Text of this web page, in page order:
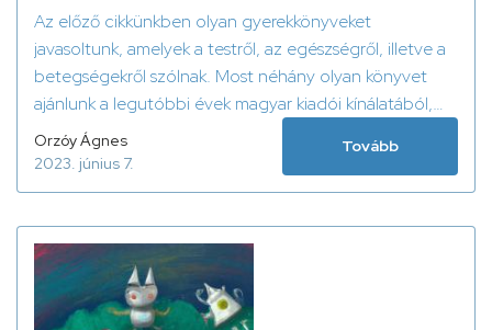
Az előző cikkünkben olyan gyerekkönyveket
javasoltunk, amelyek a testről, az egészségről, illetve a
betegségekről szólnak. Most néhány olyan könyvet
ajánlunk a legutóbbi évek magyar kiadói kínálatából,
amelyek a gyerekek pszichés fejlődését segítik, illetve
amelyek életválságok – pl. a szülők válása vagy egy
nevelőiknek.
Orzóy Ágnes
2023. június 7.
Tovább